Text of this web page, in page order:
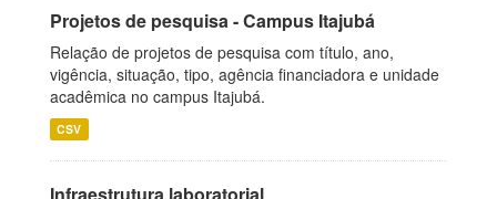
Projetos de pesquisa - Campus Itajubá
Relação de projetos de pesquisa com título, ano,
vigência, situação, tipo, agência financiadora e unidade
acadêmica no campus Itajubá.
CSV